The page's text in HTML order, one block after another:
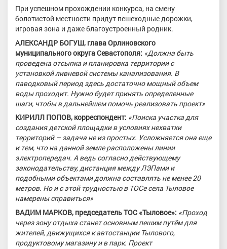
При успешном прохождении конкурса, на смену
болотистой местности придут пешеходные дорожки,
игровая зона и даже благоустроенный родник.
АЛЕКСАНДР БОГУШ, глава Орлиновского
муниципального округа Севастополя: «Должна быть
проведена отсыпка и планировка территории с
установкой ливневой системы канализования. В
паводковый период здесь достаточно мощный объем
воды проходит. Нужно будет принять определенные
шаги, чтобы в дальнейшем помочь реализовать проект»
КИРИЛЛ ПОПОВ, корреспондент: «Поиска участка для
создания детской площадки в условиях нехватки
территорий – задача не из простых. Усложняется она еще
и тем, что на данной земле расположены линии
электропередач. А ведь согласно действующему
законодательству, дистанция между ЛЭПами и
подобными объектами должна составлять не менее 20
метров. Но и с этой трудностью в ТОСе села Тыловое
намерены справиться»
ВАДИМ МАРКОВ, председатель ТОС «Тыловое»: «Проход
через зону отдыха станет основным пешим путём для
жителей, движущихся к автостанции Тылового,
продуктовому магазину и в парк. Проект